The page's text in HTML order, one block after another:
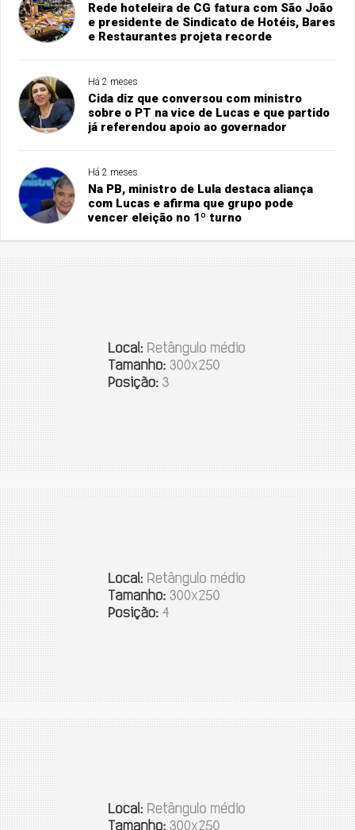
Rede hoteleira de CG fatura com São João
e presidente de Sindicato de Hotéis, Bares
e Restaurantes projeta recorde
Há 2 meses
Cida diz que conversou com ministro
sobre o PT na vice de Lucas e que partido
já referendou apoio ao governador
Há 2 meses
Na PB, ministro de Lula destaca aliança
com Lucas e afirma que grupo pode
vencer eleição no 1º turno